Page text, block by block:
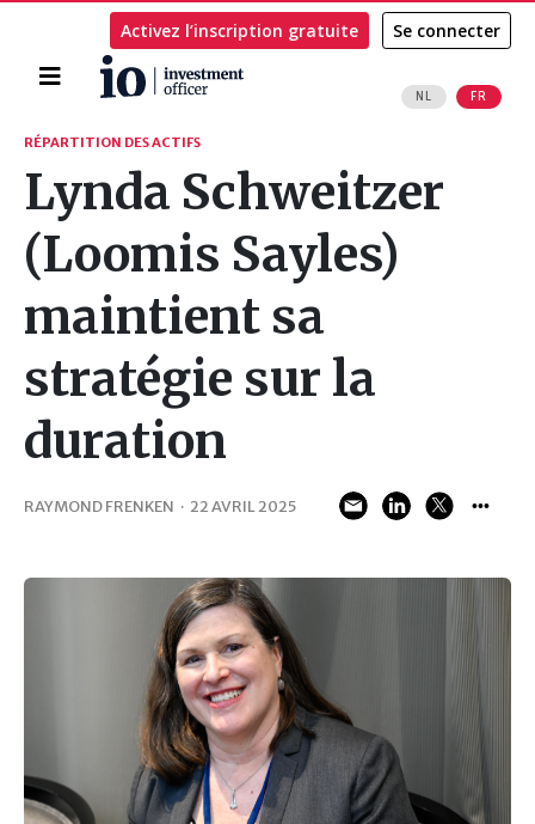
Accueil
NL FR
Activez l’inscription gratuite Se connecter
Rechercher
RÉPARTITION DES ACTIFS
Lynda Schweitzer
(Loomis Sayles)
maintient sa
stratégie sur la
duration
RAYMOND FRENKEN · 22 AVRIL 2025